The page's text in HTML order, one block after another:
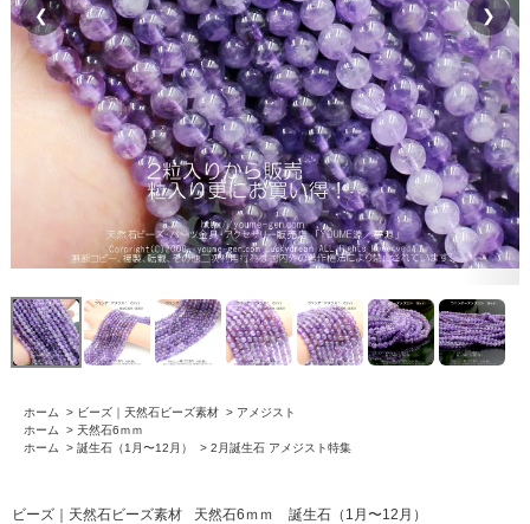
❮ ❯
ホーム > ビーズ｜天然石ビーズ素材 > アメジスト
ホーム
> 天然石6ｍｍ
ホーム
> 誕生石（1月〜12月） > 2月誕生石 アメジスト特集
ビーズ｜天然石ビーズ素材 天然石6ｍｍ
誕生石（1月〜12月）